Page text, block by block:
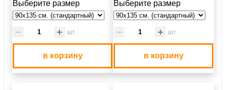
Выберите размер
шт
в корзину
Выберите размер
шт
в корзину